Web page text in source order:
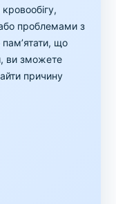
проблемами з
що
ви зможете
причину